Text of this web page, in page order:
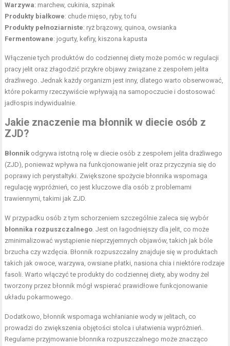
Warzywa: marchew, cukinia, szpinak
Produkty białkowe: chude mięso, ryby, tofu
Produkty pełnoziarniste: ryż brązowy, quinoa, owsianka
Fermentowane: jogurty, kefiry, kiszona kapusta
Włączenie tych produktów do codziennej diety może pomóc w regulacji
pracy jelit oraz złagodzić przykre objawy związane z zespołem jelita
drażliwego. Jednak każdy organizm jest inny, dlatego warto obserwować,
które pokarmy rzeczywiście wpływają na samopoczucie i dostosować
jadłospis indywidualnie.
Jakie znaczenie ma błonnik w diecie osób z
ZJD?
Błonnik odgrywa istotną rolę w diecie osób z zespołem jelita drażliwego
(ZJD), ponieważ wpływa na funkcjonowanie jelit oraz przyczynia się do
poprawy ich perystaltyki. Zwiększone spożycie błonnika wspomaga
regulację wypróżnień, co jest kluczowe dla osób z problemami
trawiennymi, takimi jak ZJD.
W przypadku osób z tym schorzeniem szczególnie zaleca się wybór
błonnika rozpuszczalnego. Jest on łagodniejszy dla jelit, co może
zminimalizować wystąpienie nieprzyjemnych objawów, takich jak bóle
brzucha czy wzdęcia. Błonnik rozpuszczalny znajduje się w produktach
takich jak owoce, warzywa, owsiane płatki, nasiona chia i niektóre rodzaje
fasoli. Warto włączyć te produkty do codziennej diety, aby wodny żel
tworzony przez błonnik mógł wspierać prawidłowe funkcjonowanie
układu pokarmowego.
Dodatkowo, błonnik wspomaga wchłanianie wody w jelitach, co
prowadzi do zwiększenia objętości stolca i ułatwienia wypróżnień.
Regularne przyjmowanie błonnika rozpuszczalnego może znacząco